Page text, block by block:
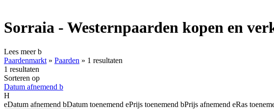
Sorraia - Westernpaarden kopen en
Lees meerb
Paardenmarkt » Paarden » 1 resultaten
1 resultaten
Sorteren op
Datum afnemend b
H
eDatum afnemend bDatum toenemend ePrijs toenemend bPrijs afnemend eRas